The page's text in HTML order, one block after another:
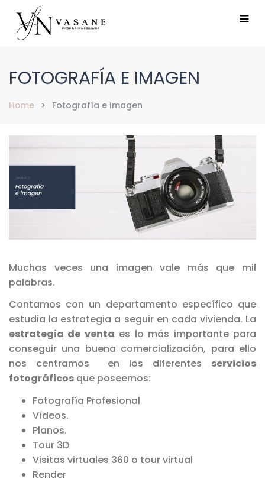
FOTOGRAFÍA E IMAGEN
Home Fotografía e Imagen
Muchas veces una imagen vale más que mil
palabras.
Contamos con un departamento específico que
estudia la estrategia a seguir en cada vivienda. La
estrategia de venta es lo más importante para
conseguir una buena comercialización, para ello
nos centramos en los diferentes servicios
fotográficos que poseemos:
Fotografía Profesional
Vídeos.
Planos.
Tour 3D
Visitas virtuales 360 o tour virtual
Render